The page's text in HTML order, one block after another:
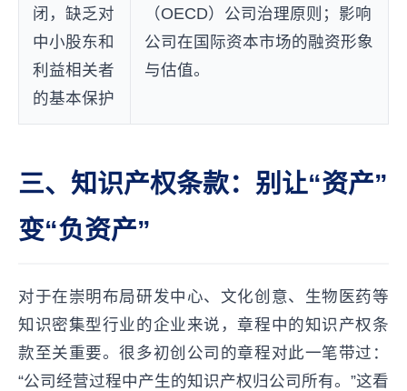
闭，缺乏对
中小股东和
利益相关者
的基本保护
（OECD）公司治理原则；影响
公司在国际资本市场的融资形象
与估值。
三、知识产权条款：别让“资产”
变“负资产”
对于在崇明布局研发中心、文化创意、生物医药等
知识密集型行业的企业来说，章程中的知识产权条
款至关重要。很多初创公司的章程对此一笔带过：
“公司经营过程中产生的知识产权归公司所有。”这看